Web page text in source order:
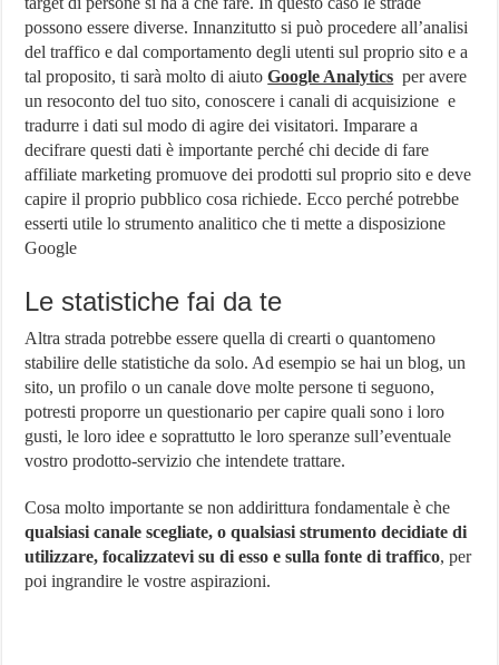
possono essere diverse. Innanzitutto si può procedere all’analisi
del traffico e dal comportamento degli utenti sul proprio sito e a
tal proposito, ti sarà molto di aiutoGoogle Analytics per avere
un resoconto del tuo sito, conoscere i canali di acquisizione e
tradurre i dati sul modo di agire dei visitatori. Imparare a
decifrare questi dati è importante perché chi decide di fare
affiliate marketing promuove dei prodotti sul proprio sito e deve
capire il proprio pubblico cosa richiede. Ecco perché potrebbe
esserti utile lo strumento analitico che ti mette a disposizione
Google
Le statistiche fai da te
Altra strada potrebbe essere quella di crearti o quantomeno
stabilire delle statistiche da solo. Ad esempio se hai un blog, un
sito, un profilo o un canale dove molte persone ti seguono,
potresti proporre un questionario per capire quali sono i loro
gusti, le loro idee e soprattutto le loro speranze sull’eventuale
vostro prodotto-servizio che intendete trattare.
Cosa molto importante se non addirittura fondamentale è che
qualsiasi canale scegliate, o qualsiasi strumento decidiate di
utilizzare, focalizzatevi su di esso e sulla fonte di traffico, per
poi ingrandire le vostre aspirazioni.